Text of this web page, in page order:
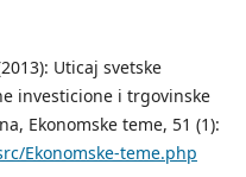
Uticaj svetske
investicione i trgovinske
Ekonomske teme, 51 (1):
Ekonomske-teme.php